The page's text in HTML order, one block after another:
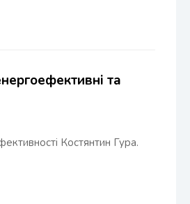
та
Костянтин Гура.